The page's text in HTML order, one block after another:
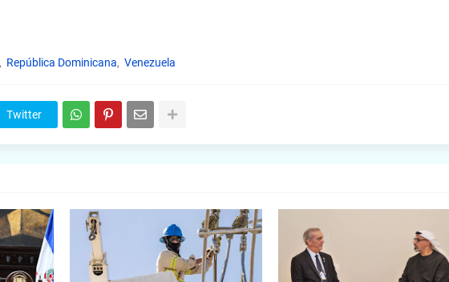
República Dominicana Venezuela
Twitter